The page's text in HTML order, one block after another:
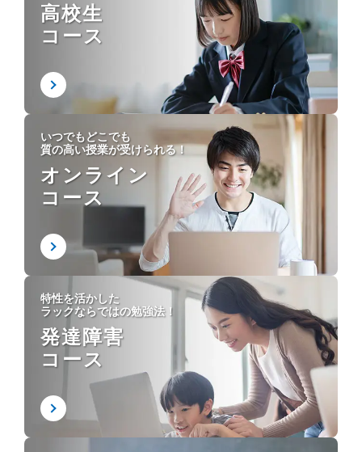
高校生
コース
いつでもどこでも
質の高い授業が受けられる！
オンライン
コース
特性を活かした
ラックならではの勉強法！
発達障害
コース